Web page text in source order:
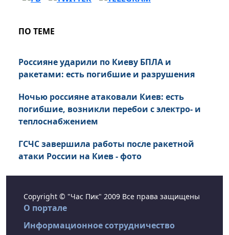
ПО ТЕМЕ
Россияне ударили по Киеву БПЛА и
ракетами: есть погибшие и разрушения
Ночью россияне атаковали Киев: есть
погибшие, возникли перебои с электро- и
теплоснабжением
ГСЧС завершила работы после ракетной
атаки России на Киев - фото
Copyright © "Час Пик" 2009 Все права защищены
О портале
Информационное сотрудничество